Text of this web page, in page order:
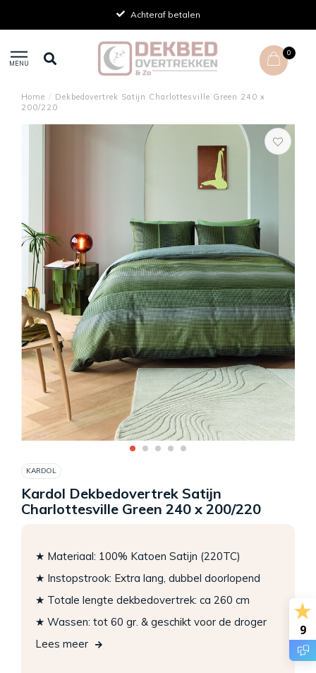
Persoonlijk advies
MENU
0
Home / Dekbedovertrek Satijn Charlottesville Green 240 x
200/220
KARDOL
Kardol Dekbedovertrek Satijn
Charlottesville Green 240 x 200/220
★ Materiaal: 100% Katoen Satijn (220TC)
★ Instopstrook: Extra lang, dubbel doorlopend
★ Totale lengte dekbedovertrek: ca 260 cm
★ Wassen: tot 60 gr. & geschikt voor de droger
Lees meer
9